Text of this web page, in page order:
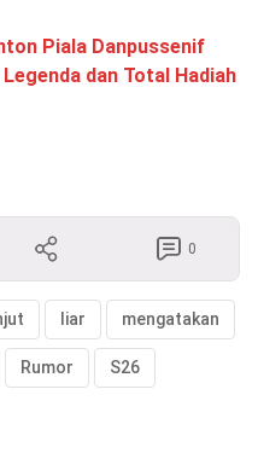
Piala Danpussenif
dan Total Hadiah
0
liar mengatakan
Rumor S26